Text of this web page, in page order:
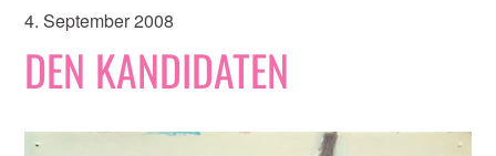
4. September 2008
DEN KANDIDATEN